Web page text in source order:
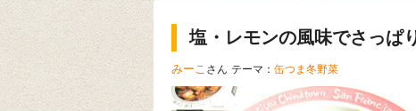
塩・レモンの風味でさっぱ
みーこ さん テーマ： 缶つま冬野菜